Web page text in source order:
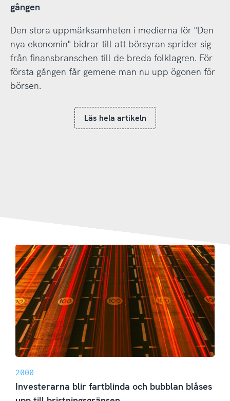
gången
Den stora uppmärksamheten i medierna för "Den
nya ekonomin" bidrar till att börsyran sprider sig
från finansbranschen till de breda folklagren. För
första gången får gemene man nu upp ögonen för
börsen.
Läs hela artikeln
2000
Investerarna blir fartblinda och bubblan blåses